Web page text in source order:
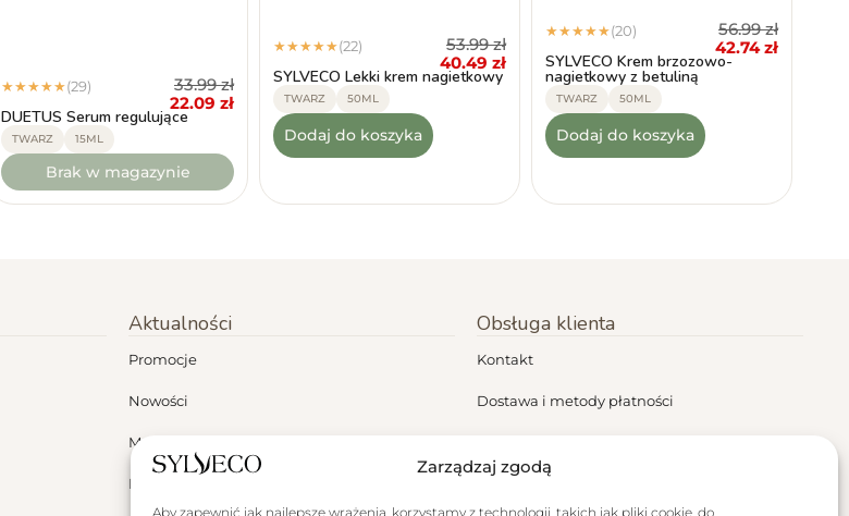
Zarządzaj zgodą
Aby zapewnić jak najlepsze wrażenia, korzystamy z technologii, takich jak pliki cookie, do
★★★★★(29) 33.99zł
22.09 zł
DUETUS Serum regulujące
TWARZ 15ML
Brak w magazynie
★★★★★(22) 53.99zł
40.49 zł
SYLVECO Lekki krem nagietkowy
TWARZ 50ML
Dodaj do koszyka
★★★★★(20) 56.99zł
42.74zł
SYLVECO Krem brzozowo-
nagietkowy z betuliną
TWARZ 50ML
Dodaj do koszyka
Aktualności
Promocje
Nowości
Moje konto
Dermokonsultacje
Obsługa klienta
Kontakt
Dostawa i metody płatności